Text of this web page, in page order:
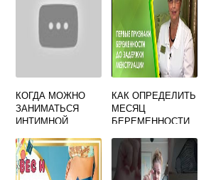
КОГДА МОЖНО
ЗАНИМАТЬСЯ
ИНТИМНОЙ
ВЫСКАБЛИВАНИЯ
ЗАМЕРШЕЙ
БЕРЕМЕННОСТИ
КАК ОПРЕДЕЛИТЬ
МЕСЯЦ
БЕРЕМЕННОСТИ